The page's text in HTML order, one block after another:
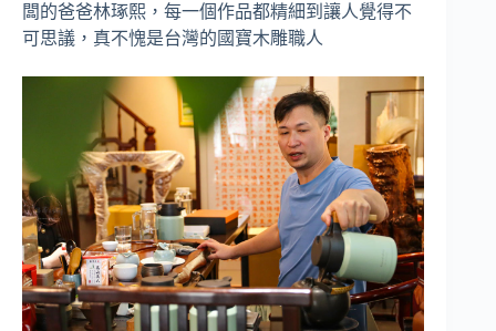
闆的爸爸林琢熙，每一個作品都精細到讓人覺得不
可思議，真不愧是台灣的國寶木雕職人